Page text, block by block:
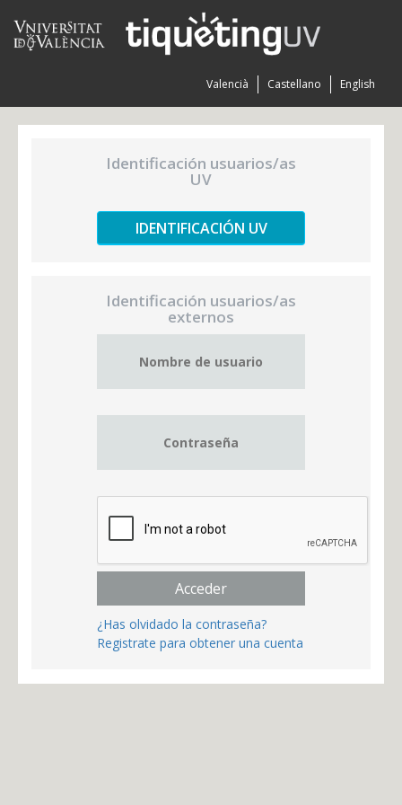
English
Castellano
Valencià
Identificación usuarios/as
UV
IDENTIFICACIÓN UV
Identificación usuarios/as
externos
Acceder
¿Has olvidado la contraseña?
Registrate para obtener una cuenta